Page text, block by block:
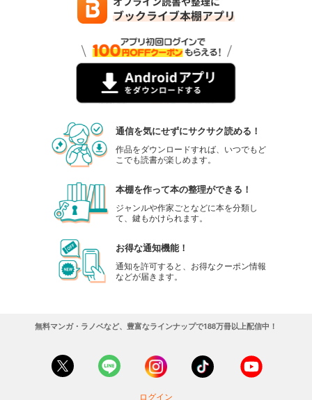
通信を気にせずにサクサク読める！
作品をダウンロードすれば、いつでもど
こでも読書が楽しめます。
本棚を作って本の整理ができる！
ジャンルや作家ごとなどに本を分類し
て、鍵もかけられます。
お得な通知機能！
通知を許可すると、お得なクーポン情報
などが届きます。
無料マンガ・ラノベなど、豊富なラインナップで188万冊以上配信中！
ログイン